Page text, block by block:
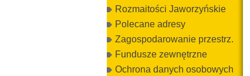
Rozmaitości Jaworzyńskie
Polecane adresy
Zagospodarowanie przestrz.
Fundusze zewnętrzne
Ochrona danych osobowych